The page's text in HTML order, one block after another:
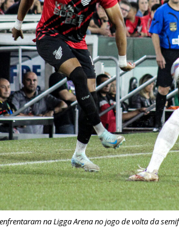
na Ligga Arena no jogo de volta da